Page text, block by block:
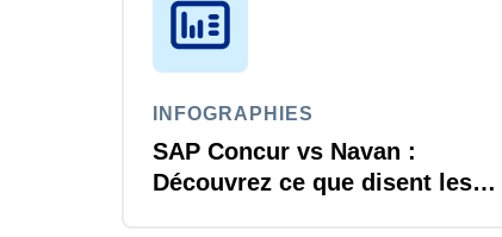
INFOGRAPHIES
SAP Concur vs Navan :
Découvrez ce que disent les